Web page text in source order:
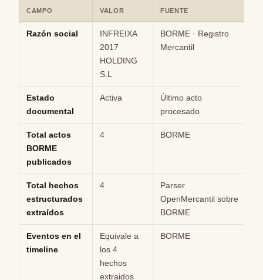
CAMPO VALOR FUENTE
Razón social
INFREIXA
2017
HOLDING
S.L
BORME · Registro
Mercantil
Estado
documental
Activa
Último acto
procesado
Total actos
BORME
publicados
4 BORME
Total hechos
estructurados
extraídos
4
Parser
OpenMercantil sobre
BORME
Eventos en el
timeline
Equivale a
los 4
hechos
extraidos
BORME